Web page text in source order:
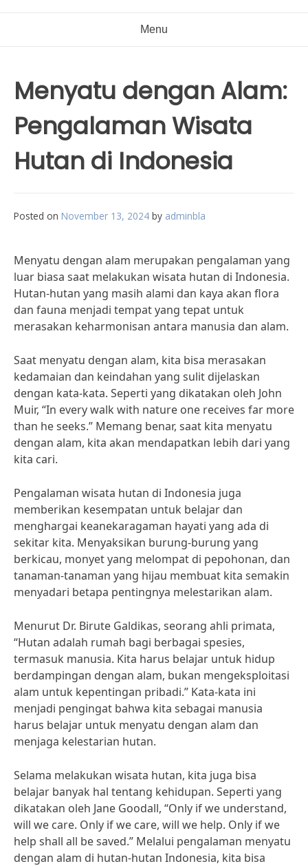
Menu
Menyatu dengan Alam:
Pengalaman Wisata
Hutan di Indonesia
Posted on November 13, 2024 by adminbla
Menyatu dengan alam merupakan pengalaman yang
luar biasa saat melakukan wisata hutan di Indonesia.
Hutan-hutan yang masih alami dan kaya akan flora
dan fauna menjadi tempat yang tepat untuk
merasakan keharmonisan antara manusia dan alam.
Saat menyatu dengan alam, kita bisa merasakan
kedamaian dan keindahan yang sulit dijelaskan
dengan kata-kata. Seperti yang dikatakan oleh John
Muir, “In every walk with nature one receives far more
than he seeks.” Memang benar, saat kita menyatu
dengan alam, kita akan mendapatkan lebih dari yang
kita cari.
Pengalaman wisata hutan di Indonesia juga
memberikan kesempatan untuk belajar dan
menghargai keanekaragaman hayati yang ada di
sekitar kita. Menyaksikan burung-burung yang
berkicau, monyet yang melompat di pepohonan, dan
tanaman-tanaman yang hijau membuat kita semakin
menyadari betapa pentingnya melestarikan alam.
Menurut Dr. Birute Galdikas, seorang ahli primata,
“Hutan adalah rumah bagi berbagai spesies,
termasuk manusia. Kita harus belajar untuk hidup
berdampingan dengan alam, bukan mengeksploitasi
alam untuk kepentingan pribadi.” Kata-kata ini
menjadi pengingat bahwa kita sebagai manusia
harus belajar untuk menyatu dengan alam dan
menjaga kelestarian hutan.
Selama melakukan wisata hutan, kita juga bisa
belajar banyak hal tentang kehidupan. Seperti yang
dikatakan oleh Jane Goodall, “Only if we understand,
will we care. Only if we care, will we help. Only if we
help shall all be saved.” Melalui pengalaman menyatu
dengan alam di hutan-hutan Indonesia, kita bisa